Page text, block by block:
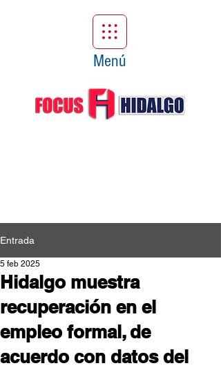
Menú
Entrada
Hidalgo muestra
recuperación en el
empleo formal, de
acuerdo con datos del
5 feb 2025